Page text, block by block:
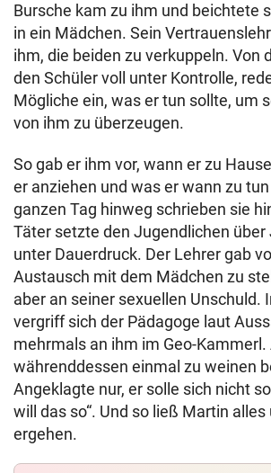
Bursche kam zu ihm und beichtete
in ein Mädchen. Sein
ihm, die beiden zu verkuppeln. Von
den Schüler voll unter Kontrolle,
Mögliche ein, was er tun sollte, um
von ihm zu überzeugen.
So gab er ihm vor, wann er zu
er anziehen und was er wann zu
ganzen Tag hinweg schrieben sie
Täter setzte den Jugendlichen über
unter Dauerdruck. Der Lehrer gab
Austausch mit dem Mädchen zu
aber an seiner sexuellen Unschuld.
vergriff sich der Pädagoge laut
mehrmals an ihm im Geo-
währenddessen einmal zu weinen
Angeklagte nur, er solle sich nicht
will das so“. Und so ließ Martin alles
ergehen.